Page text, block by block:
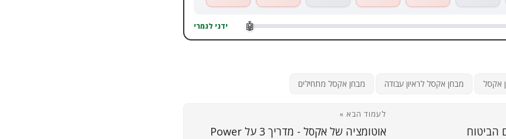
🤖 ידני לגמרי
אקסל מבחן אקסל לראיון עבודה מבחן אקסל מתחילים
הביטוח
לעמוד הבא »
אוטומציה של אקסל - מדריך 3 על Power